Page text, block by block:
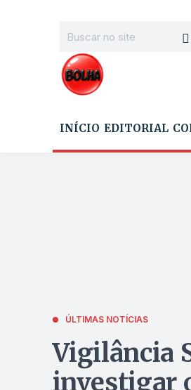
INÍCIO EDITORIAL
ÚLTIMAS NOTÍCIAS
Vigilância
investigar